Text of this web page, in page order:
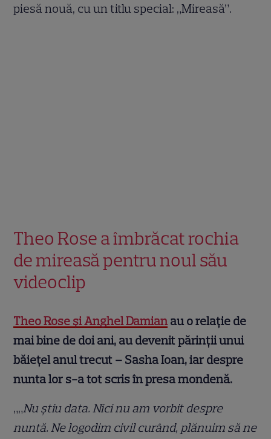
piesă nouă, cu un titlu special: „Mireasă”.
Theo Rose a îmbrăcat rochia
de mireasă pentru noul său
videoclip
Theo Rose și Anghel Damian au o relație de
mai bine de doi ani, au devenit părinții unui
băiețel anul trecut – Sasha Ioan, iar despre
nunta lor s-a tot scris în presa mondenă.
„„Nu știu data. Nici nu am vorbit despre
nuntă. Ne logodim civil curând, plănuim să ne